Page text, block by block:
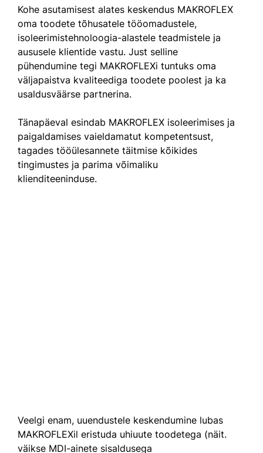
Kohe asutamisest alates keskendus MAKROFLEX
oma toodete tõhusatele tööomadustele,
isoleerimistehnoloogia-alastele teadmistele ja
aususele klientide vastu. Just selline
pühendumine tegi MAKROFLEXi tuntuks oma
väljapaistva kvaliteediga toodete poolest ja ka
usaldusväärse partnerina.
Tänapäeval esindab MAKROFLEX isoleerimises ja
paigaldamises vaieldamatut kompetentsust,
tagades tööülesannete täitmise kõikides
tingimustes ja parima võimaliku
klienditeeninduse.
Veelgi enam, uuendustele keskendumine lubas
MAKROFLEXil eristuda uhiuute toodetega (näit.
väikse MDI-ainete sisaldusega